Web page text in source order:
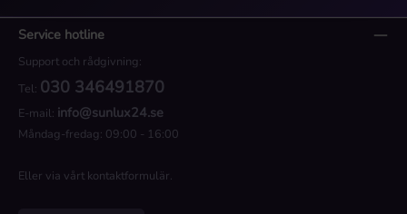
Service hotline
Support och rådgivning:
Tel: 030 346491870
E-mail: info@sunlux24.se
Måndag-fredag: 09:00 - 16:00
Eller via vårt kontaktformulär.